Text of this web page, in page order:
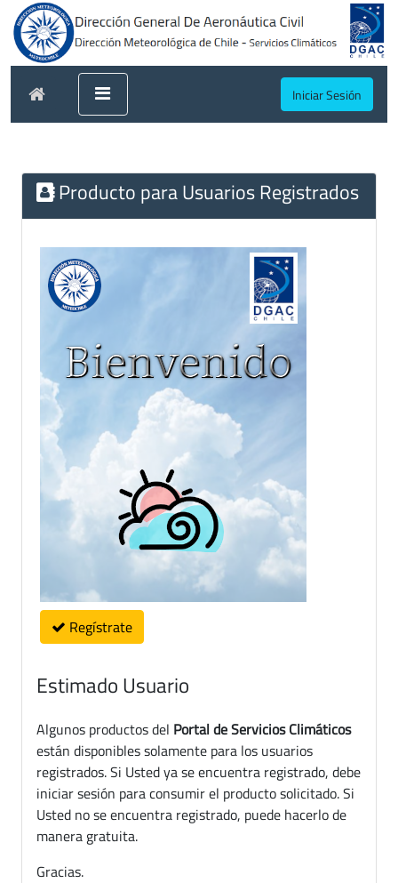
Iniciar Sesión
Producto para Usuarios Registrados
Regístrate
Estimado Usuario
Algunos productos del Portal de Servicios Climáticos
están disponibles solamente para los usuarios
registrados. Si Usted ya se encuentra registrado, debe
iniciar sesión para consumir el producto solicitado. Si
Usted no se encuentra registrado, puede hacerlo de
manera gratuita.
Gracias.